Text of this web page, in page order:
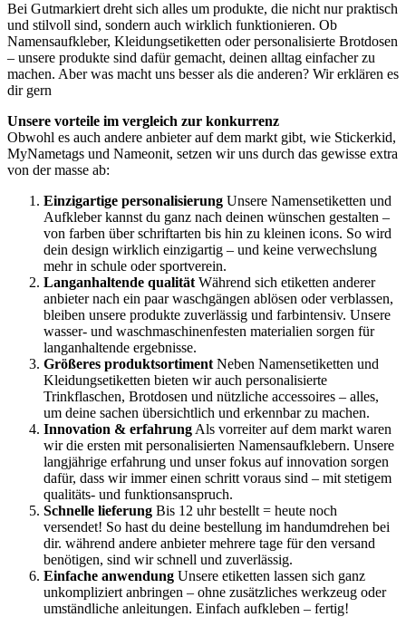
Bei Gutmarkiert dreht sich alles um produkte, die nicht nur praktisch
und stilvoll sind, sondern auch wirklich funktionieren. Ob
Namensaufkleber, Kleidungsetiketten oder personalisierte Brotdosen
– unsere produkte sind dafür gemacht, deinen alltag einfacher zu
machen. Aber was macht uns besser als die anderen? Wir erklären es
dir gern
Unsere vorteile im vergleich zur konkurrenz
Obwohl es auch andere anbieter auf dem markt gibt, wie Stickerkid,
MyNametags und Nameonit, setzen wir uns durch das gewisse extra
von der masse ab:
Einzigartige personalisierung Unsere Namensetiketten und
Aufkleber kannst du ganz nach deinen wünschen gestalten –
von farben über schriftarten bis hin zu kleinen icons. So wird
dein design wirklich einzigartig – und keine verwechslung
mehr in schule oder sportverein.
Langanhaltende qualität Während sich etiketten anderer
anbieter nach ein paar waschgängen ablösen oder verblassen,
bleiben unsere produkte zuverlässig und farbintensiv. Unsere
wasser- und waschmaschinenfesten materialien sorgen für
langanhaltende ergebnisse.
Größeres produktsortiment Neben Namensetiketten und
Kleidungsetiketten bieten wir auch personalisierte
Trinkflaschen, Brotdosen und nützliche accessoires – alles,
um deine sachen übersichtlich und erkennbar zu machen.
Innovation & erfahrung Als vorreiter auf dem markt waren
wir die ersten mit personalisierten Namensaufklebern. Unsere
langjährige erfahrung und unser fokus auf innovation sorgen
dafür, dass wir immer einen schritt voraus sind – mit stetigem
qualitäts- und funktionsanspruch.
Schnelle lieferung Bis 12 uhr bestellt = heute noch
versendet! So hast du deine bestellung im handumdrehen bei
dir. während andere anbieter mehrere tage für den versand
benötigen, sind wir schnell und zuverlässig.
Einfache anwendung Unsere etiketten lassen sich ganz
unkompliziert anbringen – ohne zusätzliches werkzeug oder
umständliche anleitungen. Einfach aufkleben – fertig!